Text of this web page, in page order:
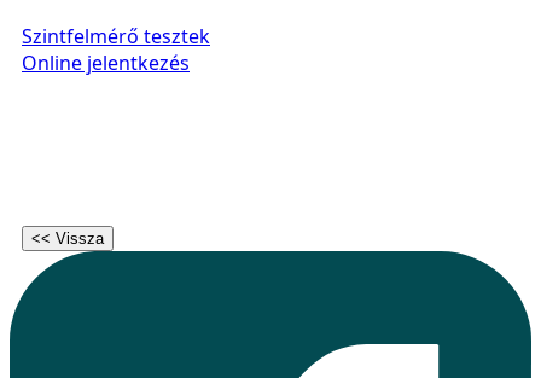
Szintfelmérő tesztek
Online jelentkezés
<< Vissza